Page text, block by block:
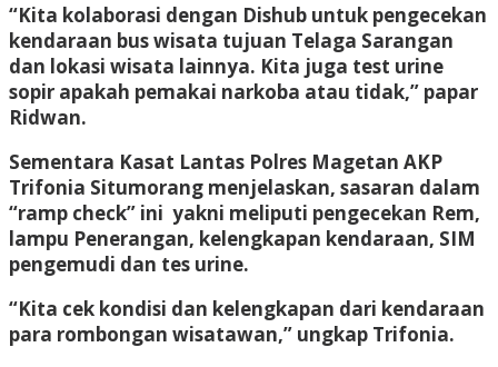
“Kita kolaborasi dengan Dishub untuk pengecekan
kendaraan bus wisata tujuan Telaga Sarangan
dan lokasi wisata lainnya. Kita juga test urine
sopir apakah pemakai narkoba atau tidak,” papar
Ridwan.
Sementara Kasat Lantas Polres Magetan AKP
Trifonia Situmorang menjelaskan, sasaran dalam
“ramp check” ini yakni meliputi pengecekan Rem,
lampu Penerangan, kelengkapan kendaraan, SIM
pengemudi dan tes urine.
“Kita cek kondisi dan kelengkapan dari kendaraan
para rombongan wisatawan,” ungkap Trifonia.